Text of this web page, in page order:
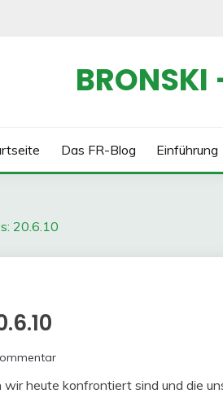
BRONSKI
Das FR-Blog Einführung
20.6.10
heute konfrontiert sind und die